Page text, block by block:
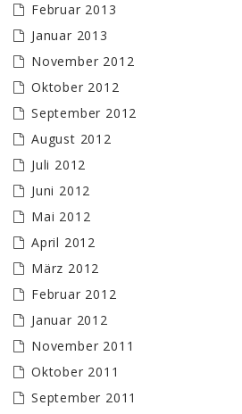
Februar 2013
Januar 2013
November 2012
Oktober 2012
September 2012
August 2012
Juli 2012
Juni 2012
Mai 2012
April 2012
März 2012
Februar 2012
Januar 2012
November 2011
Oktober 2011
September 2011